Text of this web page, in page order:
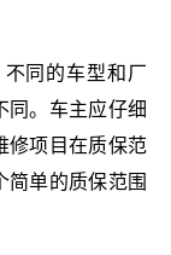
同的车型和厂
同。车主应仔细
修项目在质保范
简单的质保范围